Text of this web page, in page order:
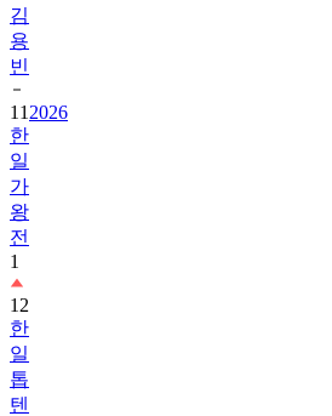
김
용
빈
11 2026
한
일
가
왕
전
1
12
한
일
톱
텐